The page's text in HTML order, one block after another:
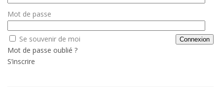
Mot de passe
Se souvenir de moi
Mot de passe oublié ?
S’inscrire